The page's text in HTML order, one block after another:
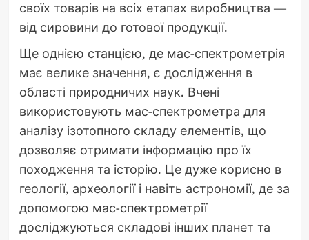
своїх товарів на всіх етапах виробництва —
від сировини до готової продукції.
Ще однією станцією, де мас-спектрометрія
має велике значення, є дослідження в
області природничих наук. Вчені
використовують мас-спектрометра для
аналізу ізотопного складу елементів, що
дозволяє отримати інформацію про їх
походження та історію. Це дуже корисно в
геології, археології і навіть астрономії, де за
допомогою мас-спектрометрії
досліджуються складові інших планет та